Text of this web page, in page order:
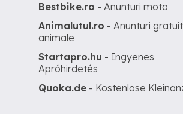
Bestbike.ro - Anunturi moto
Animalutul.ro - Anunturi
animale
Startapro.hu - Ingyenes
Apróhirdetés
Quoka.de - Kostenlose